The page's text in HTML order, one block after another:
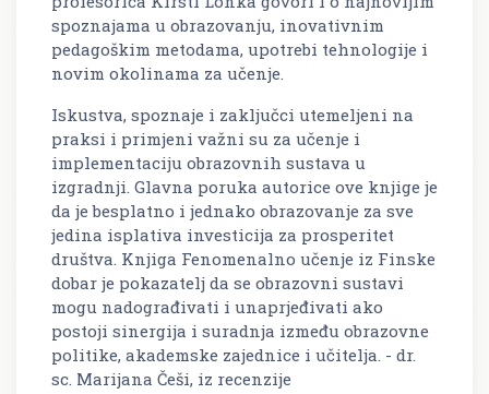
spoznajama u obrazovanju, inovativnim
pedagoškim metodama, upotrebi tehnologije i
novim okolinama za učenje.
Iskustva, spoznaje i zaključci utemeljeni na
praksi i primjeni važni su za učenje i
implementaciju obrazovnih sustava u
izgradnji. Glavna poruka autorice ove knjige je
da je besplatno i jednako obrazovanje za sve
jedina isplativa investicija za prosperitet
društva. Knjiga Fenomenalno učenje iz Finske
dobar je pokazatelj da se obrazovni sustavi
mogu nadograđivati i unaprjeđivati ako
postoji sinergija i suradnja između obrazovne
politike, akademske zajednice i učitelja. - dr.
sc. Marijana Češi, iz recenzije